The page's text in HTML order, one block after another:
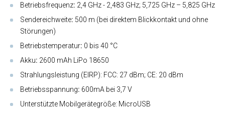
Betriebsfrequenz: 2,4 GHz - 2,483 GHz; 5,725 GHz – 5,825 GHz
Sendereichweite: 500 m (bei direktem Blickkontakt und ohne
Störungen)
Betriebstemperatur: 0 bis 40 °C
Akku: 2600 mAh LiPo 18650
Strahlungsleistung (EIRP): FCC: 27 dBm; CE: 20 dBm
Betriebsspannung: 600mA bei 3,7 V
Unterstützte Mobilgerätegröße: MicroUSB